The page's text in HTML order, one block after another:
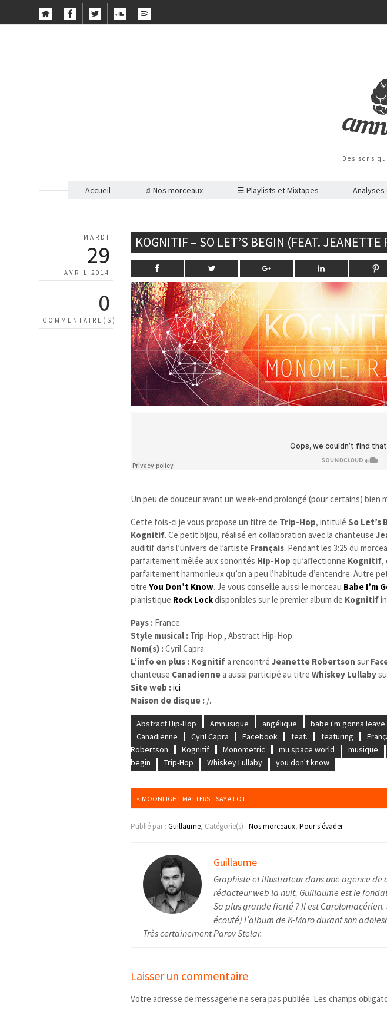
Des sons
Accueil ♫ Nos morceaux ☰ Playlists et Mixtapes
MARDI
29
AVRIL 2014
0
COMMENTAIRE(S)
KOGNITIF – SO LET’S BEGIN (FEAT. JEANETTE
Un peu de douceur avant un week-end prolongé (pour certains) bien
Cette fois-ci je vous propose un titre de Trip-Hop, intituléSo Let’s
Kognitif. Ce petit bijou, réalisé en collaboration avec la chanteuse
auditif dans l’univers de l’artiste Français. Pendant les 3:25 du
parfaitement mêlée aux sonorités Hip-Hop qu’affectionne Kognitif,
parfaitement harmonieux qu’on a peu l’habitude d’entendre.Autre
titreYou Don’t Know. Je vous conseille aussi le morceau Babe I’m
pianistique Rock Lockdisponibles sur le premier album de Kognitif
Pays : France.
Style musical : Trip-Hop , Abstract Hip-Hop.
Nom(s) :Cyril Capra.
L’info en plus : Kognitifa rencontréJeanette Robertson sur
chanteuse Canadiennea aussi participé au titreWhiskey Lullaby
Site web :ici
Maison de disque : /.
Abstract Hip-Hop Amnusique angélique babe i'm gonna leave
Canadienne
Cyril Capra Facebook feat. featuring
Robertson
Kognitif Monometric mu space world musique
begin
Trip-Hop Whiskey Lullaby you don't know
«MOONLIGHT MATTERS – SAY A LOT
Publié par :Guillaume, Catégorie(s) :Nos morceaux,Pour s'évader
Guillaume
Graphiste et illustrateur dans une agence
rédacteur web la nuit, Guillaume est le
Sa plus grande fierté ? Il est
écouté) l’album de K-Maro durant son
Très certainement Parov Stelar.
Laisser un commentaire
Votre adresse de messagerie ne sera pas publiée. Les champs